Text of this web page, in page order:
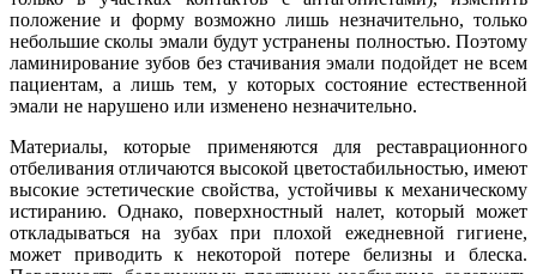
положение и форму возможно лишь незначительно, только
небольшие сколы эмали будут устранены полностью. Поэтому
ламинирование зубов без стачивания эмали подойдет не всем
пациентам, а лишь тем, у которых состояние естественной
эмали не нарушено или изменено незначительно.
Материалы, которые применяются для реставрационного
отбеливания отличаются высокой цветостабильностью, имеют
высокие эстетические свойства, устойчивы к механическому
истиранию. Однако, поверхностный налет, который может
откладываться на зубах при плохой ежедневной гигиене,
может приводить к некоторой потере белизны и блеска.